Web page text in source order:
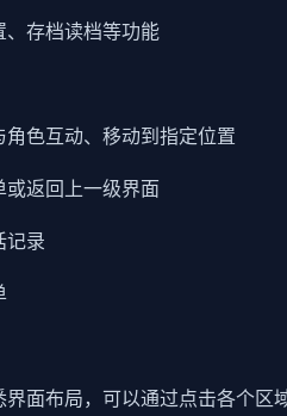
存档读档等功能
色互动、移动到指定位置
返回上一级界面
记录
面布局，可以通过点击各个区